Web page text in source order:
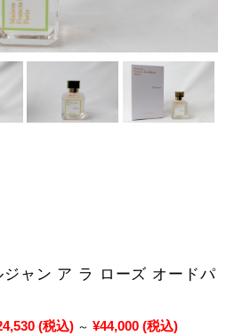
ャン ア ラ ローズ オードパ
(税込) ～ ¥44,000 (税込)